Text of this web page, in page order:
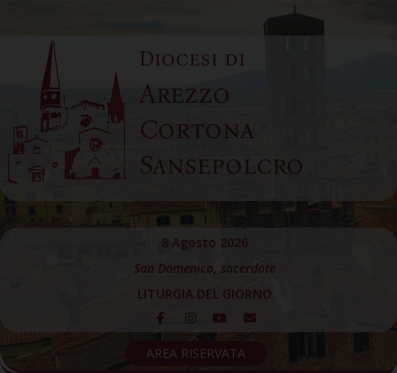
content
Diocesi di
Arezzo
Cortona
Sansepolcro
8 Agosto 2026
San Domenico, sacerdote
LITURGIA DEL GIORNO
AREA RISERVATA